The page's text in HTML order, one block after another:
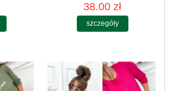
38.00 zł
szczegóły